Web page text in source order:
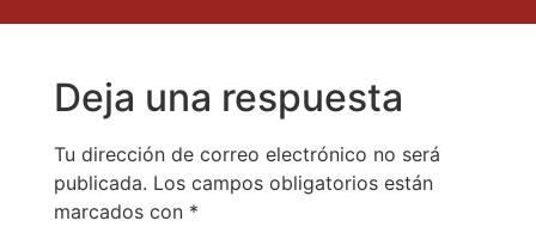
Deja una respuesta
Tu dirección de correo electrónico no será
publicada. Los campos obligatorios están
marcados con *